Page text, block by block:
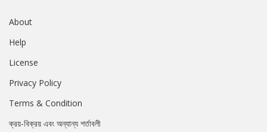
About
Help
License
Privacy Policy
Terms & Condition
ক্রয়-বিক্রয় এবং অন্যান্য শর্তাবলী